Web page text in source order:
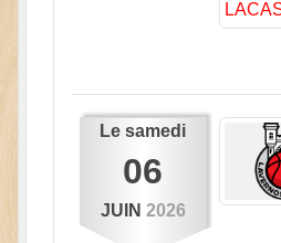
Lesamedi
06
JUIN 2026